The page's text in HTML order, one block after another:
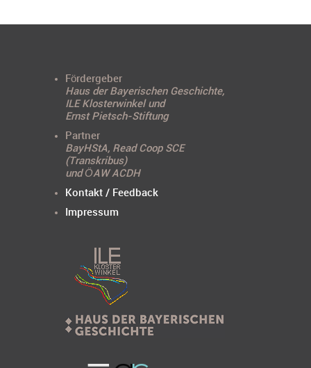
Fördergeber
Haus der Bayerischen Geschichte,
ILE Klosterwinkel und
Ernst Pietsch-Stiftung
Partner
BayHStA, Read Coop SCE
(Transkribus)
und ÖAW ACDH
Kontakt / Feedback
Impressum